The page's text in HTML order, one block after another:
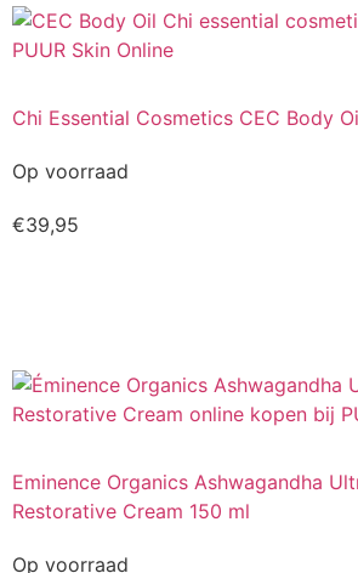
Chi Essential Cosmetics CEC Body
Op voorraad
€39,95
Eminence Organics Ashwagandha
Restorative Cream 150 ml
Op voorraad